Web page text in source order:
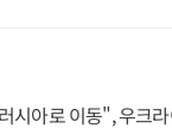
시아로 이동", 우크